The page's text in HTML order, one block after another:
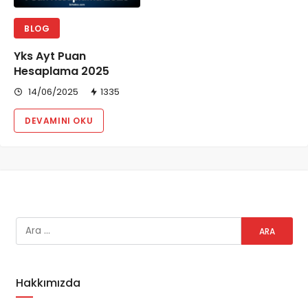
BLOG
Yks Ayt Puan
Hesaplama 2025
14/06/2025 1335
DEVAMINI OKU
Hakkımızda